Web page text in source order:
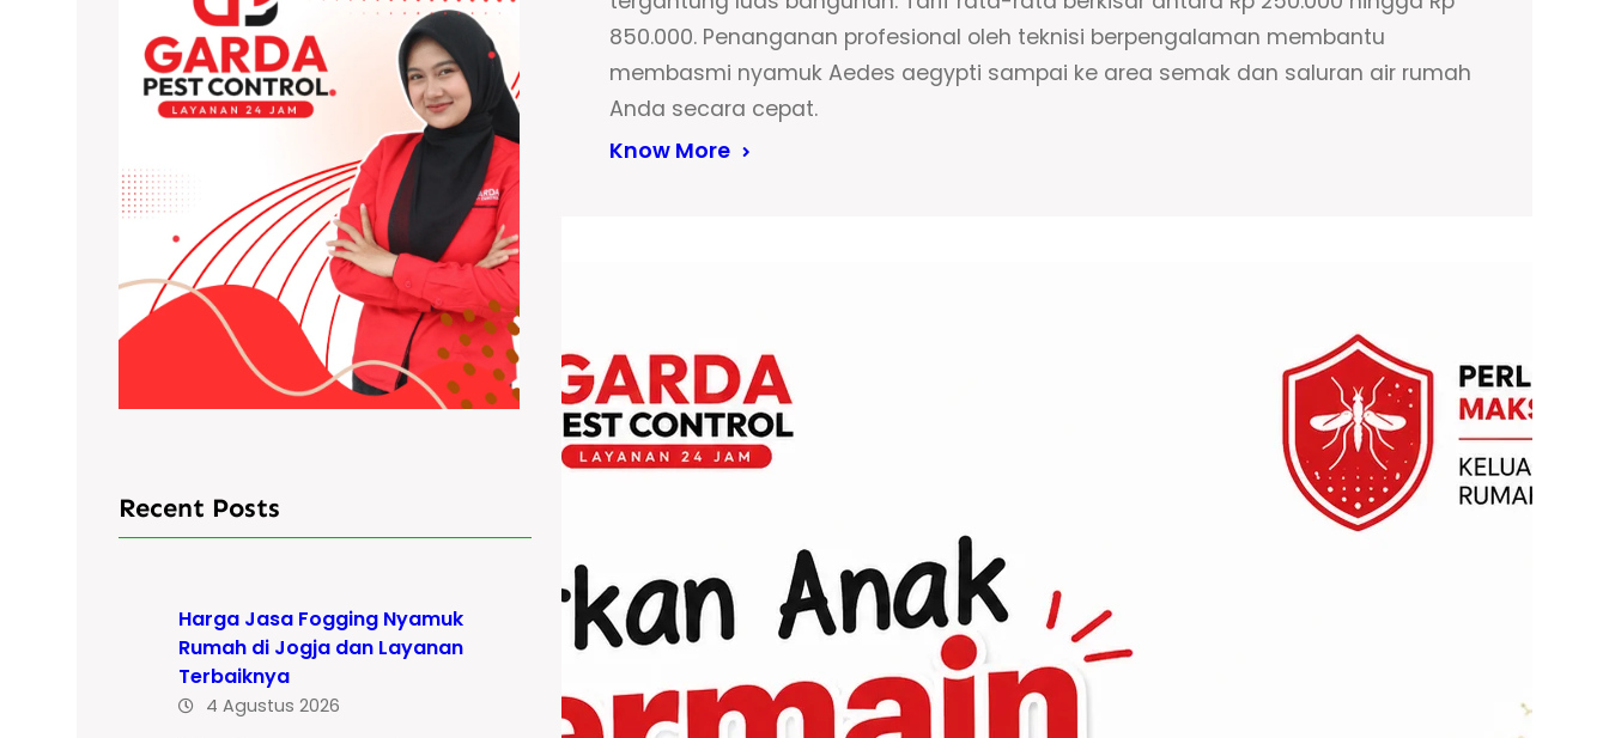
Recent Posts
Harga Jasa Fogging Nyamuk
Rumah di Jogja dan Layanan
Terbaiknya
4 Agustus 2026
850.000. Penanganan profesional oleh teknisi berpengalaman membantu
membasmi nyamuk Aedes aegypti sampai ke area semak dan saluran air rumah
Anda secara cepat.
Know More